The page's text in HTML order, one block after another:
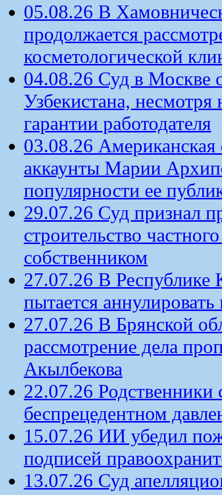
05.08.26 В
продолжается
косметологической
04.08.26 Суд в Москве
Узбекистана,
гарантии работодателя
03.08.26 Американская
аккаунты Марии
популярности ее
29.07.26 Суд признал
строительство
собственником
27.07.26 В
пытается аннулировать
27.07.26 В Брянской
рассмотрение дела
Акылбекова
22.07.26
беспрецедентном
15.07.26 ИИ убедил
подписей
13.07.26 Суд